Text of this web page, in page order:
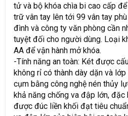
tử và bộ khóa chìa bi cao cấp
trữ vân tay lên tới 99 vân tay
đình và công ty văn phòng cần
tuyệt đối cho người dùng. Loại
AA để vận hành mở khóa.
-Tính năng an toàn: Két được
không rỉ có thành dày dặn và
cụm bằng công nghệ nén thủy
khả năng chống va đập lớn, đặc
được đúc liền khối đạt tiêu